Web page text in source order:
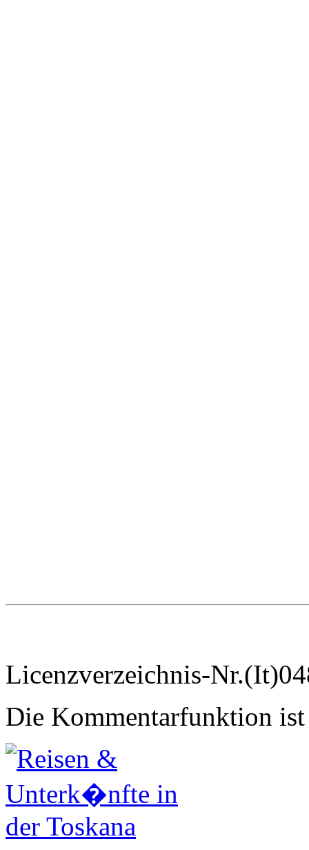
Licenzverzeichnis-
Die Kommentarfunktion ist